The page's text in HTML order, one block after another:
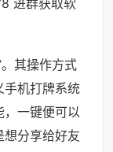
进群获取软
其操作方式
手机打牌系统
一键便可以
想分享给好友